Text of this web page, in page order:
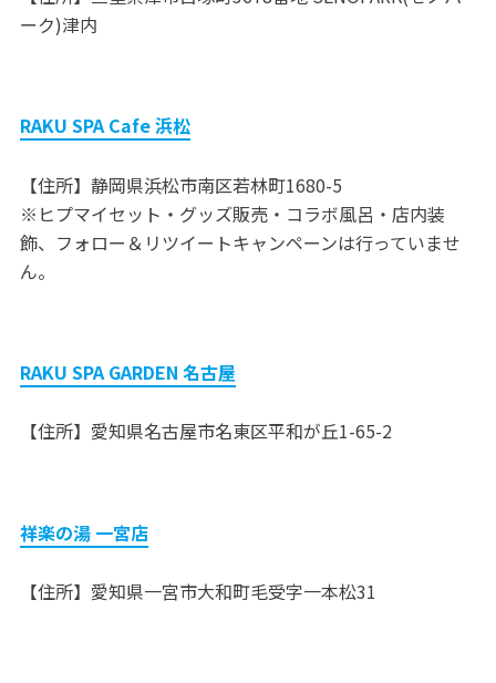
ーク)津内
RAKU SPA Cafe 浜松
【住所】静岡県浜松市南区若林町1680-5
※ヒプマイセット・グッズ販売・コラボ風呂・店内装
飾、フォロー＆リツイートキャンペーンは行っていませ
ん。
RAKU SPA GARDEN 名古屋
【住所】愛知県名古屋市名東区平和が丘1-65-2
祥楽の湯 一宮店
【住所】愛知県一宮市大和町毛受字一本松31